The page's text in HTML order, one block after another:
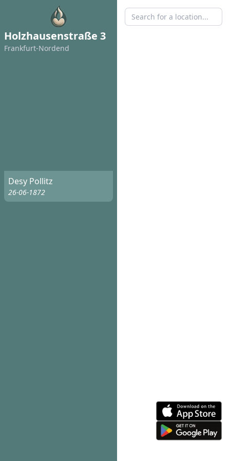
Holzhausenstraße 3
Frankfurt-Nordend
Desy Pollitz
26-06-1872